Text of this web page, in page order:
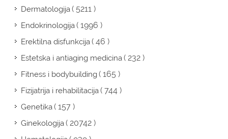
Dermatologija( 5211 )
Endokrinologija( 1996 )
Erektilna disfunkcija( 46 )
Estetska i antiaging medicina( 232 )
Fitness i bodybuilding( 165 )
Fizijatrija i rehabilitacija( 744 )
Genetika( 157 )
Ginekologija( 20742 )